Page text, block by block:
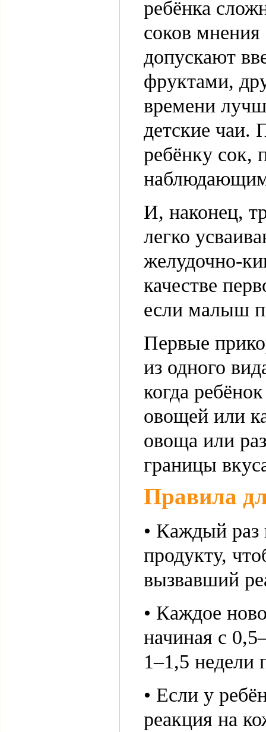
ребёнка
соков мнения
допускают
фруктами,
времени
детские чаи.
ребёнку сок,
И, наконец,
легко
желудочно-
качестве
если малыш
Первые
из одного
когда
овощей или
овоща или
границы
Правила
• Каждый раз
продукту,
вызвавший
• Каждое
начиная с
1–1,5 недели
• Если у
реакция на